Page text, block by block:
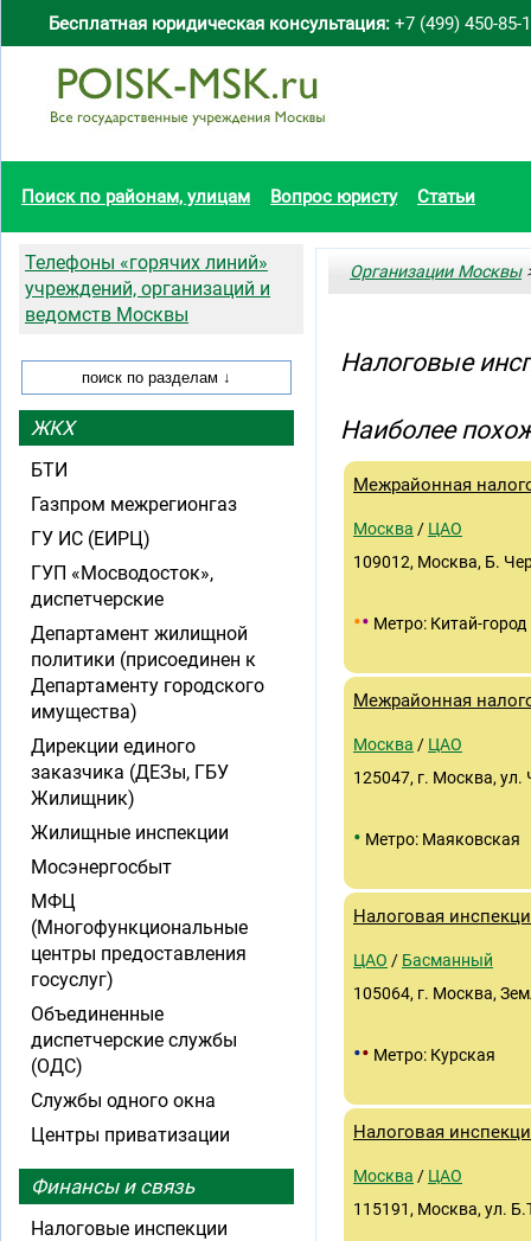
Бесплатная юридическая консультация: +7 (499) 450-85-
Поиск по районам, улицам Вопрос юристу Статьи
Организации Москвы
Налоговые
Наиболее
Межрайонная
Москва / ЦАО
109012, Москва, Б.
•• Метро: Китай-город
Межрайонная
Москва / ЦАО
125047, г. Москва, ул.
• Метро: Маяковская
Налоговая
ЦАО / Басманный
105064, г. Москва,
•• Метро: Курская
Налоговая
Москва / ЦАО
115191, Москва, ул.
Телефоны «горячих линий»
учреждений, организаций и
ведомств Москвы
ЖКХ
БТИ
Газпром межрегионгаз
ГУ ИС (ЕИРЦ)
ГУП «Мосводосток»,
диспетчерские
Департамент жилищной
политики (присоединен к
Департаменту городского
имущества)
Дирекции единого
заказчика (ДЕЗы, ГБУ
Жилищник)
Жилищные инспекции
Мосэнергосбыт
МФЦ
(Многофункциональные
центры предоставления
госуслуг)
Объединенные
диспетчерские службы
(ОДС)
Службы одного окна
Центры приватизации
Финансы и связь
Налоговые инспекции